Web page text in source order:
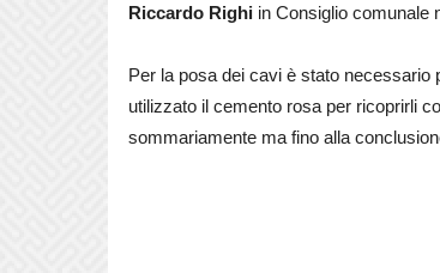
Riccardo Righi in Consiglio comunale
Per la posa dei cavi è stato
utilizzato il cemento rosa per ricoprirli
sommariamente ma fino alla